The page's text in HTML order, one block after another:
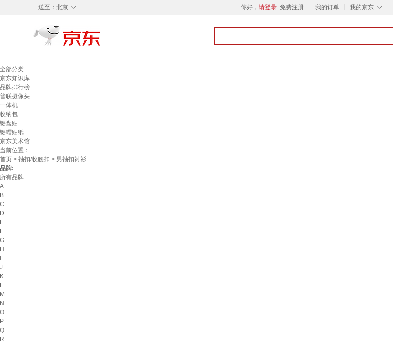
◇
送至： 北京 你好， 请登录 免费注册 我的订单 ◇
我的京东
全部分类
京东知识库
品牌排行榜
普联摄像头
一体机
收纳包
键盘贴
键帽贴纸
京东美术馆
当前位置：
首页 > 袖扣/收腰扣 > 男袖扣衬衫
品牌:
所有品牌
A
B
C
D
E
F
G
H
J
K
L
M
N
O
P
Q
R